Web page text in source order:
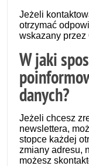
Jeżeli
otrzymać
wskazany przez
W jaki
danych?
Jeżeli chcesz
newslettera,
stopce każdej
zmiany adresu,
możesz